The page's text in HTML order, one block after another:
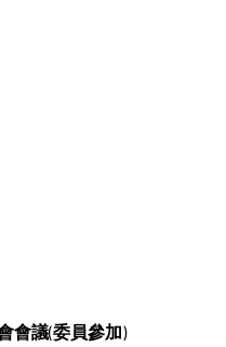
會議(委員參加)